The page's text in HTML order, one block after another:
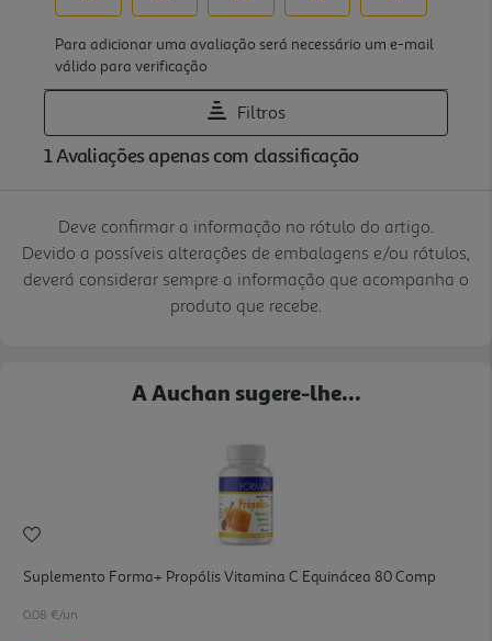
Deve confirmar a informação no rótulo do artigo.
Devido a possíveis alterações de embalagens e/ou rótulos,
deverá considerar sempre a informação que acompanha o
produto que recebe.
A Auchan sugere-lhe...
Suplemento Forma+ Propólis Vitamina C Equinácea 80 Comp
0.08 €/un